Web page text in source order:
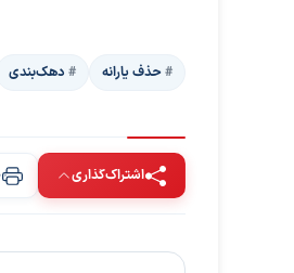
حذف یارانه دهک‌بندی
اشتراک‌گذاری